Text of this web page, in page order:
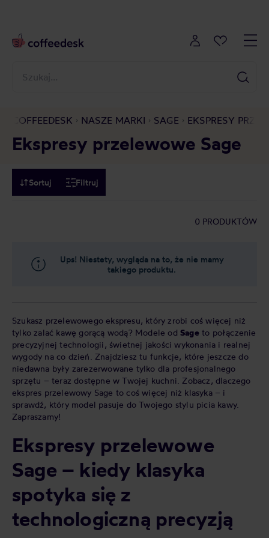
COFFEEDESK NASZE MARKI SAGE EKSPRESY
Ekspresy przelewowe Sage
Sortuj Filtruj
0 PRODUKTÓW
Ups! Niestety, wygląda na to, że nie mamy
takiego produktu.
Szukasz przelewowego ekspresu, który zrobi coś więcej niż
tylko zalać kawę gorącą wodą? Modele od Sageto połączenie
precyzyjnej technologii, świetnej jakości wykonania i realnej
wygody na co dzień. Znajdziesz tu funkcje, które jeszcze do
niedawna były zarezerwowane tylko dla profesjonalnego
sprzętu – teraz dostępne w Twojej kuchni. Zobacz, dlaczego
ekspres przelewowy Sage to coś więcej niż klasyka – i
sprawdź, który model pasuje do Twojego stylu picia kawy.
Zapraszamy!
Ekspresy przelewowe
Sage – kiedy klasyka
spotyka się z
technologiczną precyzją